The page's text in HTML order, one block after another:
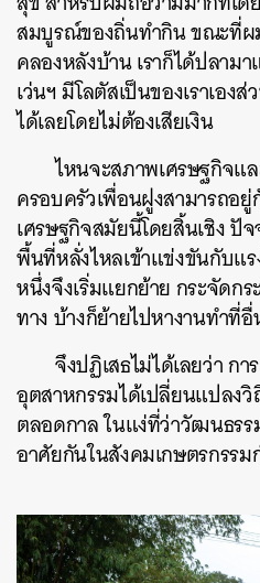
สมบูรณ์ของถิ่นทำกิน ขณะที่ผ
คลองหลังบ้าน เราก็ได้ปลาม
เว่นฯ มีโลตัสเป็นของเราเอง
ได้เลยโดยไม่ต้องเสียเงิน
ไหนจะสภาพเศรษฐกิจแ
ครอบครัวเพื่อนฝูงสามารถอ
เศรษฐกิจสมัยนี้โดยสิ้นเชิง ปั
พื้นที่หลั่งไหลเข้าแข่งขันกับแ
หนึ่งจึงเริ่มแยกย้าย กระจัดก
ทาง บ้างก็ย้ายไปหางานทำที่
จึงปฏิเสธไม่ได้เลยว่า ก
อุตสาหกรรมได้เปลี่ยนแปลง
ตลอดกาล ในแง่ที่ว่าวัฒนธร
อาศัยกันในสังคมเกษตรกรร